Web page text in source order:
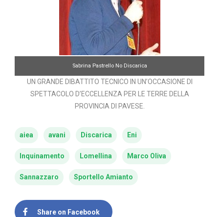
Sabrina Pastrello No Discarica
UN GRANDE DIBATTITO TECNICO IN UN’OCCASIONE DI
SPETTACOLO D’ECCELLENZA PER LE TERRE DELLA
PROVINCIA DI PAVESE.
aiea avani Discarica Eni
Inquinamento Lomellina Marco Oliva
Sannazzaro Sportello Amianto
Share on Facebook